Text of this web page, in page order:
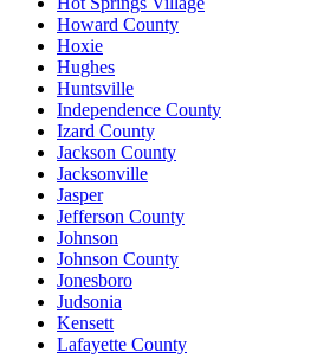
Howard County
Hoxie
Hughes
Huntsville
Independence County
Izard County
Jackson County
Jacksonville
Jasper
Jefferson County
Johnson
Johnson County
Jonesboro
Judsonia
Kensett
Lafayette County